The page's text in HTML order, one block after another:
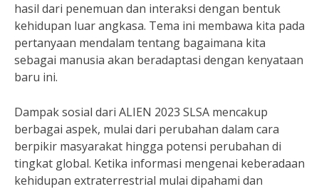
hasil dari penemuan dan interaksi dengan bentuk
kehidupan luar angkasa. Tema ini membawa kita pada
pertanyaan mendalam tentang bagaimana kita
sebagai manusia akan beradaptasi dengan kenyataan
baru ini.
Dampak sosial dari ALIEN 2023 SLSA mencakup
berbagai aspek, mulai dari perubahan dalam cara
berpikir masyarakat hingga potensi perubahan di
tingkat global. Ketika informasi mengenai keberadaan
kehidupan extraterrestrial mulai dipahami dan